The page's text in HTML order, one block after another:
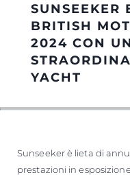
VALUTA LA
SUNSEEKER
BRITISH
2024 CON
YACHT
Sunseeker è lieta di
prestazioni in